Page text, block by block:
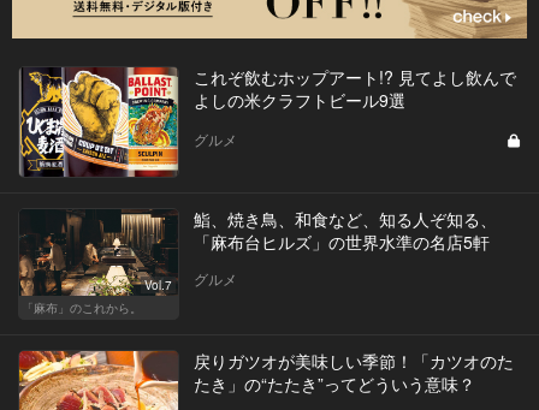
これぞ飲むホップアート!? 見てよし飲んで
よしの米クラフトビール9選
グルメ
Vol.7
「麻布」のこれから。
鮨、焼き鳥、和食など、知る人ぞ知る、
「麻布台ヒルズ」の世界水準の名店5軒
グルメ
戻りガツオが美味しい季節！「カツオのた
たき」の“たたき”ってどういう意味？